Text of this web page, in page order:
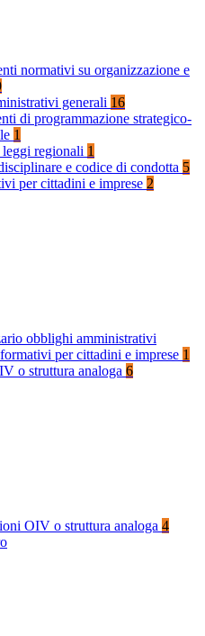
normativi su organizzazione e
generali 16
di programmazione strategico-
1
leggi regionali 1
e codice di condotta 5
per cittadini e imprese 2
obblighi amministrativi
per cittadini e imprese 1
o struttura analoga 6
OIV o struttura analoga 4